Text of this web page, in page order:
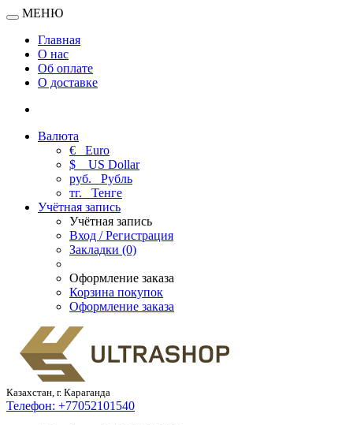
МЕНЮ
Главная
О нас
Об оплате
О доставке
Валюта
€ Euro
$
US Dollar
руб. Рубль
тг. Тенге
Учётная запись
Учётная запись
Вход / Регистрация
Закладки (0)
Оформление заказа
Корзина покупок
Оформление заказа
Казахстан, г. Караганда
Телефон: +77052101540